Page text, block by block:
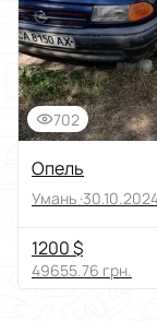
702
Опель
Умань ·
1200 $
49655.76 грн.